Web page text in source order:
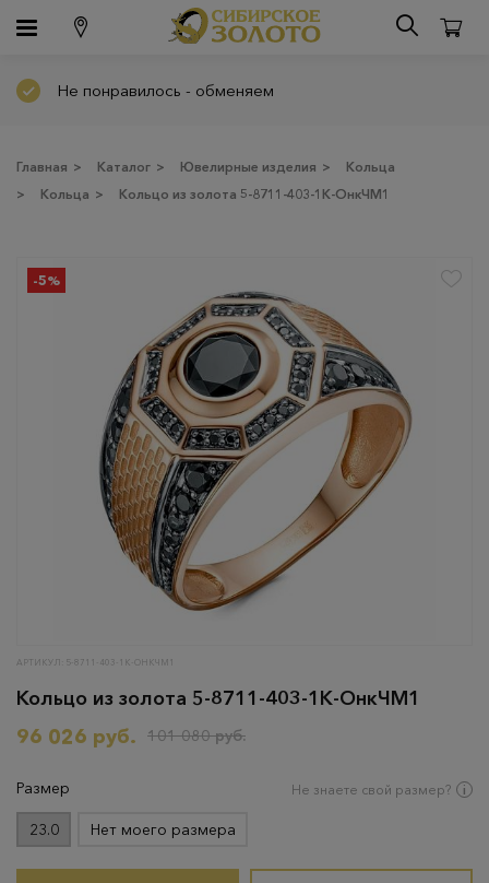
Не понравилось - обменяем
Главная > Каталог > Ювелирные изделия >
Кольца
>
Кольца > Кольцо из золота 5-8711-403-1К-ОнкЧМ1
-5%
АРТИКУЛ: 5-8711-403-1К-ОНКЧМ1
Кольцо из золота 5-8711-403-1К-ОнкЧМ1
96 026 руб.
101 080 руб.
Размер Не знаете свой размер?
23.0 Нет моего размера